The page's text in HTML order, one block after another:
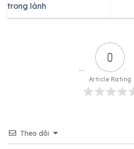
trong lành
0
Article Rating
Theo dõi